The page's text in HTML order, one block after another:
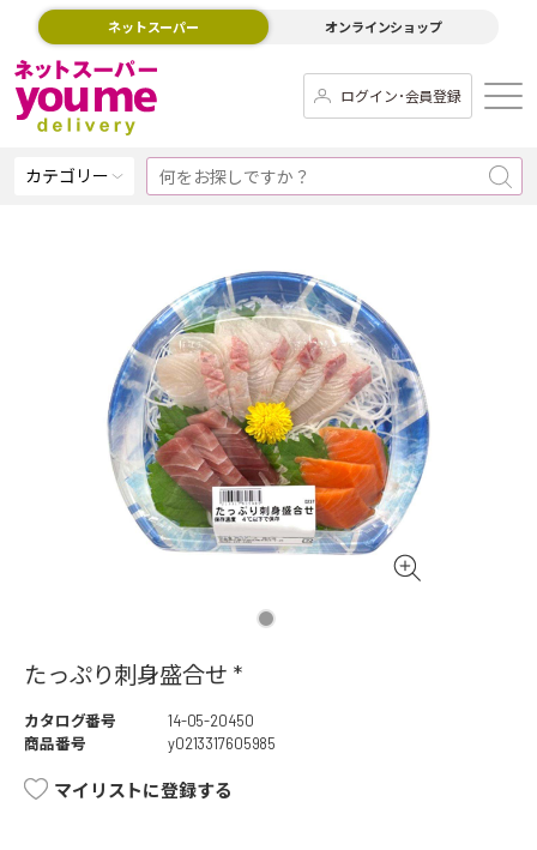
ネットスーパー オンラインショップ
ログイン･会員登録
カテゴリー
たっぷり刺身盛合せ *
カタログ番号
14-05-20450
商品番号
y0213317605985
マイリストに登録する